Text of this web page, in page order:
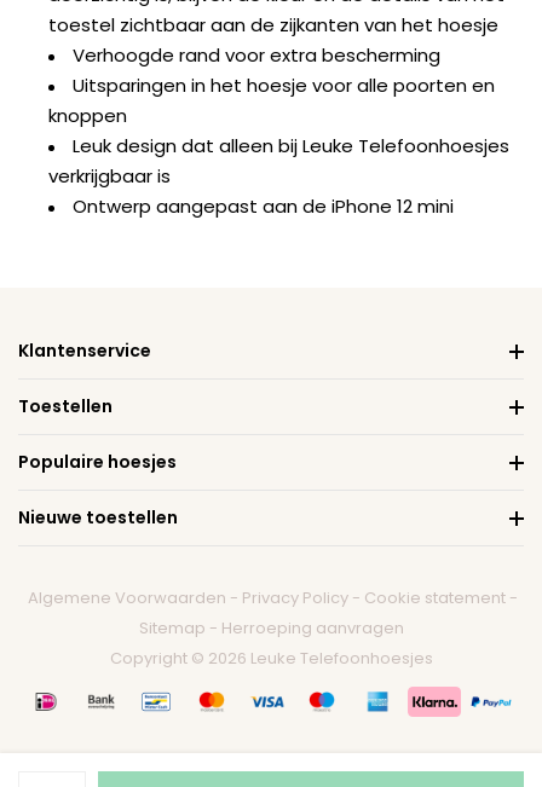
toestel zichtbaar aan de zijkanten van het hoesje
Verhoogde rand voor extra bescherming
Uitsparingen in het hoesje voor alle poorten en
knoppen
Leuk design dat alleen bij Leuke Telefoonhoesjes
verkrijgbaar is
Ontwerp aangepast aan de iPhone 12 mini
Klantenservice
Toestellen
Populaire hoesjes
Nieuwe toestellen
Algemene Voorwaarden - Privacy Policy - Cookie statement -
Sitemap - Herroeping aanvragen
Copyright © 2026 Leuke Telefoonhoesjes